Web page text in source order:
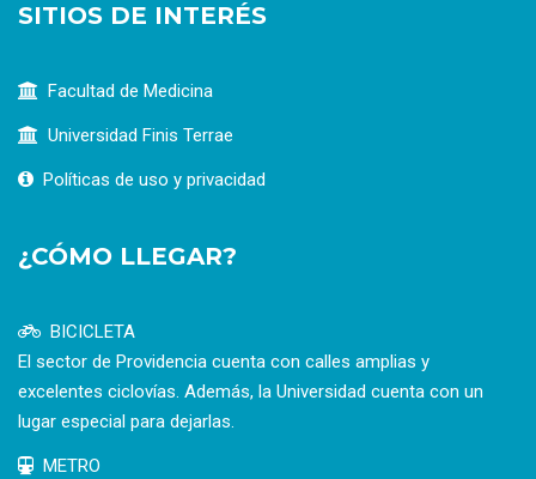
SITIOS DE INTERÉS
Facultad de Medicina
Universidad Finis Terrae
Políticas de uso y privacidad
¿CÓMO LLEGAR?
BICICLETA
El sector de Providencia cuenta con calles amplias y
excelentes ciclovías. Además, la Universidad cuenta con un
lugar especial para dejarlas.
METRO